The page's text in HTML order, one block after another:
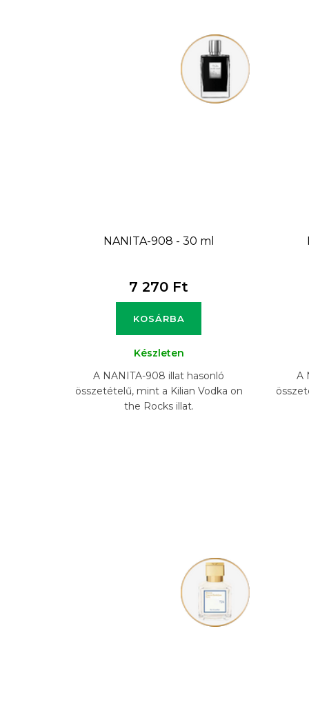
NANITA-908 - 30 ml
7 270 Ft
KOSÁRBA
Készleten
A NANITA-908 illat hasonló
összetételű, mint a Kilian Vodka on
the Rocks illat.
A